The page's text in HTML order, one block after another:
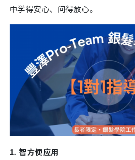
中学得安心、问得放心。
1. 智方便应用